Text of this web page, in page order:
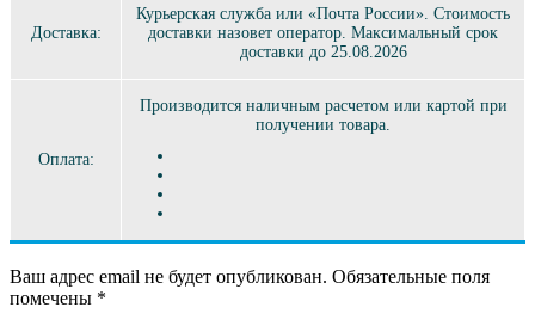
Доставка:
Курьерская служба или «Почта России». Стоимость
доставки назовет оператор. Максимальный срок
доставки до 25.08.2026
Оплата:
Производится наличным расчетом или картой при
получении товара.
Ваш адрес email не будет опубликован. Обязательные поля
помечены *